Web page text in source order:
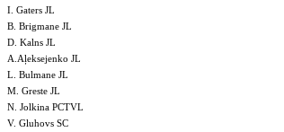
I. Gaters JL
B. Brigmane JL
D. Kalns JL
A.Aļeksejenko JL
L. Bulmane JL
M. Greste JL
N. Jolkina PCTVL
V. Gluhovs SC